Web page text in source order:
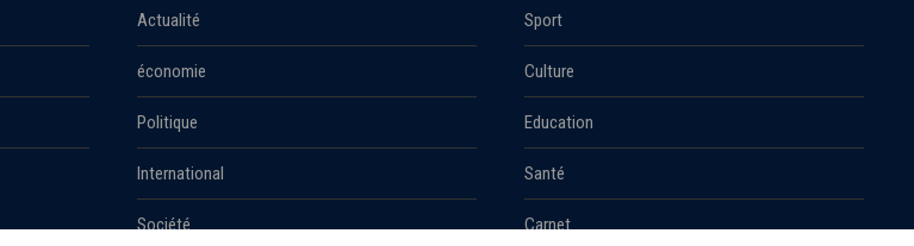
Actualité
économie
Politique
International
Société
Sport
Culture
Education
Santé
Carnet